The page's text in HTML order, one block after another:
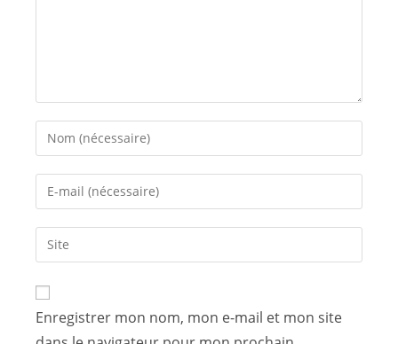
Enregistrer mon nom, mon e-mail et mon site